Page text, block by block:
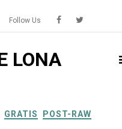
Follow Us
LONA
GRATIS POST-RAW